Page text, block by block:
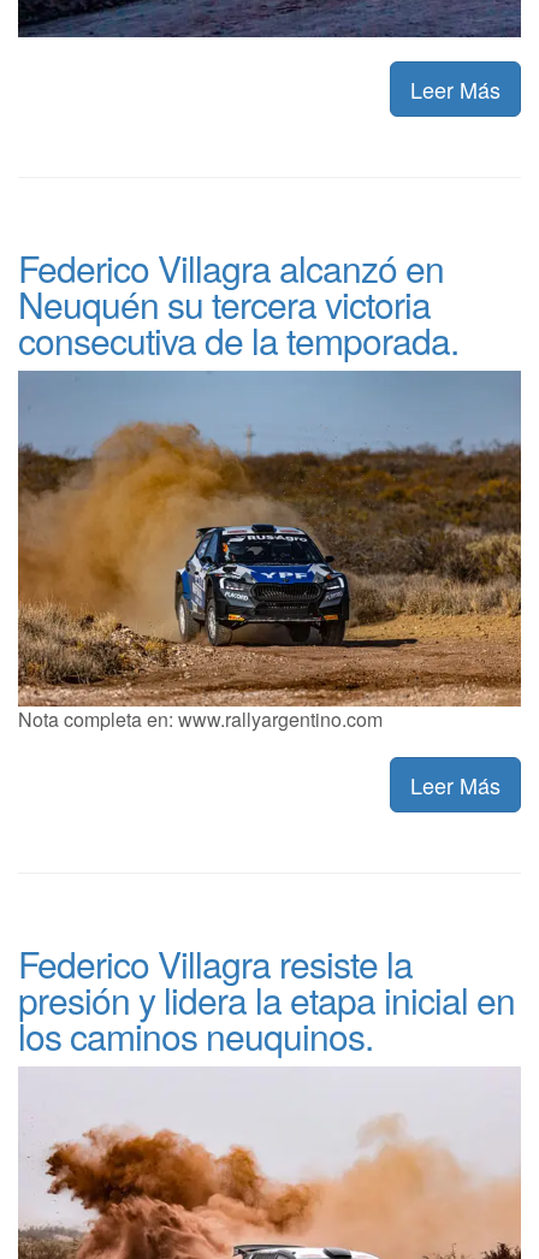
Leer Más
Federico Villagra alcanzó en
Neuquén su tercera victoria
consecutiva de la temporada.
Nota completa en: www.rallyargentino.com
Leer Más
Federico Villagra resiste la
presión y lidera la etapa inicial en
los caminos neuquinos.